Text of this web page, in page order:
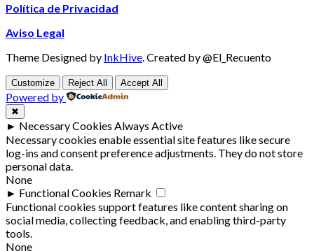
Política de Privacidad
Aviso Legal
Theme Designed by InkHive Created by @El_Recuento
Customize Reject All Accept All
Powered by
✖
► Necessary Cookies Always Active
Necessary cookies enable essential site features like secure
log-ins and consent preference adjustments. They do not store
personal data.
None
► Functional Cookies Remark
Functional cookies support features like content sharing on
social media, collecting feedback, and enabling third-party
tools.
None